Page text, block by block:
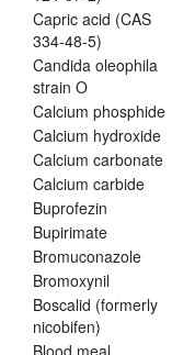
Capric acid (CAS
334-48-5)
Candida oleophila
strain O
Calcium phosphide
Calcium hydroxide
Calcium carbonate
Calcium carbide
Buprofezin
Bupirimate
Bromuconazole
Bromoxynil
Boscalid (formerly
nicobifen)